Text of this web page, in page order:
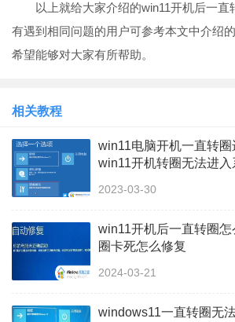
以上就给大家介绍的win11开机后一直
有遇到相同问题的用户可参考本文中介绍
希望能够对大家有所帮助。
相关教程
win11电脑开机一直转
win11开机转圈无法进
2023-03-30
win11开机后一直转圈
圈卡死怎么修复
2024-03-21
windows11一直转圈无